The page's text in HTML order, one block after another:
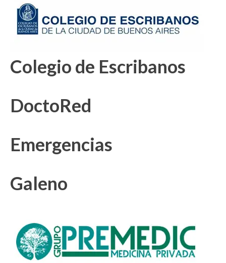
Colegio de Escribanos
DoctoRed
Emergencias
Galeno